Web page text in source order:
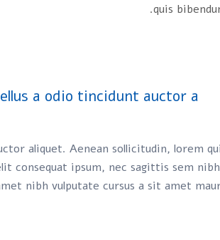
quis
a odio tincidunt auctor a
aliquet. Aenean sollicitudin, lorem
consequat ipsum, nec sagittis sem
nibh vulputate cursus a sit amet